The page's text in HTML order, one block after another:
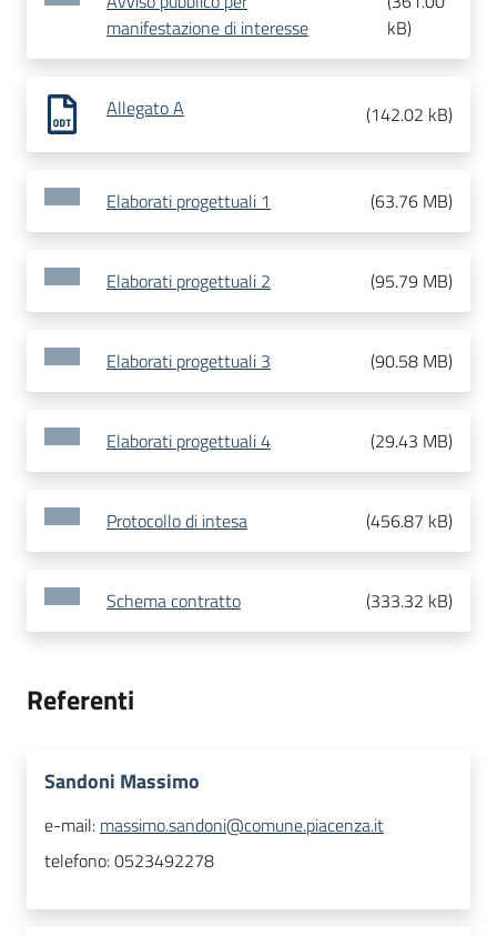
manifestazione di interesse
kB)
Allegato A (142.02 kB)
Elaborati progettuali 1 (63.76 MB)
Elaborati progettuali 2 (95.79 MB)
Elaborati progettuali 3 (90.58 MB)
Elaborati progettuali 4 (29.43 MB)
Protocollo di intesa (456.87 kB)
Schema contratto (333.32 kB)
Referenti
Sandoni Massimo
e-mail: massimo.sandoni@comune.piacenza.it
telefono:0523492278